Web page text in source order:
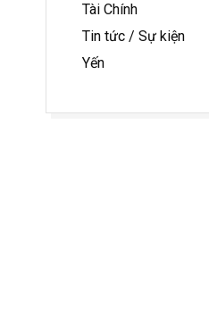
Tài Chính
Tin tức / Sự kiện
Yến